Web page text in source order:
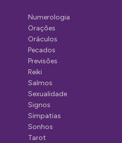
Numerologia
Orações
Oráculos
Pecados
Previsões
Reiki
Salmos
Sexualidade
Signos
Simpatias
Sonhos
Tarot